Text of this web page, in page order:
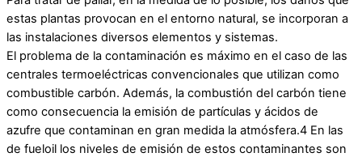
estas plantas provocan en el entorno natural, se incorporan a
las instalaciones diversos elementos y sistemas.
El problema de la contaminación es máximo en el caso de las
centrales termoeléctricas convencionales que utilizan como
combustible carbón. Además, la combustión del carbón tiene
como consecuencia la emisión de partículas y ácidos de
azufre que contaminan en gran medida la atmósfera.4 En las
de fueloil los niveles de emisión de estos contaminantes son